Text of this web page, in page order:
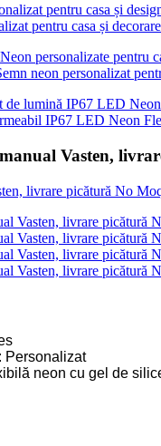
pentru casa și
neon personalizat
IP67 LED Neon
Vasten,
Personalizat
neon cu gel de